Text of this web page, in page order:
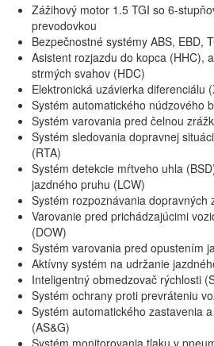
Zážihový motor 1.5 TGI so 6-
prevodovkou
Bezpečnostné systémy ABS, EBD,
Asistent rozjazdu do kopca (HHC),
strmých svahov (HDC)
Elektronická uzávierka diferenciálu
Systém automatického núdzového
Systém varovania pred čelnou
Systém sledovania dopravnej
(RTA)
Systém detekcie mŕtveho uhla
jazdného pruhu (LCW)
Systém rozpoznávania dopravných
Varovanie pred prichádzajúcimi
(DOW)
Systém varovania pred opustením
Aktívny systém na udržanie
Inteligentný obmedzovač rýchlosti
Systém ochrany proti prevráteniu
Systém automatického zastavenia
(AS&G)
Systém monitorovania tlaku v